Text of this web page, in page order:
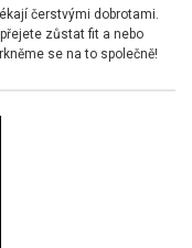
čerstvými dobrotami.
zůstat fit a nebo
se na to společně!